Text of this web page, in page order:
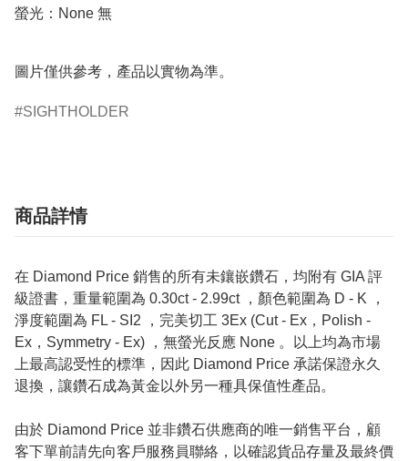
螢光：None 無
圖片僅供參考，產品以實物為準。
SIGHTHOLDER
商品詳情
在 Diamond Price 銷售的所有未鑲嵌鑽石，均附有 GIA 評
級證書，重量範圍為 0.30ct - 2.99ct ，顏色範圍為 D - K ，
淨度範圍為 FL - SI2 ，完美切工 3Ex (Cut - Ex，Polish -
Ex，Symmetry - Ex) ，無螢光反應 None 。以上均為市場
上最高認受性的標準，因此 Diamond Price 承諾保證永久
退換，讓鑽石成為黃金以外另一種具保值性產品。
由於 Diamond Price 並非鑽石供應商的唯一銷售平台，顧
客下單前請先向客戶服務員聯絡，以確認貨品存量及最終價